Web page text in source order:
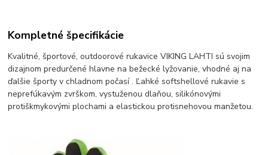
Kompletné špecifikácie
Kvalitné, športové, outdoorové rukavice VIKING LAHTI sú svojim
dizajnom predurčené hlavne na bežecké lyžovanie, vhodné aj na
ďalšie športy v chladnom počasí . Ľahké softshellové rukavie s
neprefúkavým zvrškom, vystuženou dlaňou, silikónovými
protiškmykovými plochami a elastickou protisnehovou manžetou.